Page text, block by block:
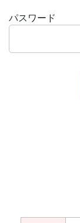
パスワード